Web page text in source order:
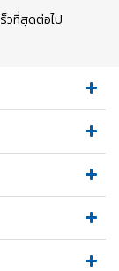
วที่สุดต่อไป